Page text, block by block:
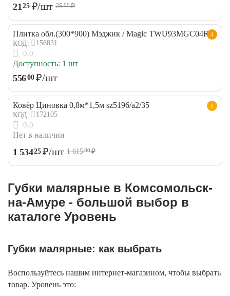
2125 ₽/шт 2500₽
4
Плитка обл.(300*900) Мэджик / Magic TWU93MGC04R
КОД: 156831
0.0
Доступность: 1 шт
55600 ₽/шт
5
Ковёр Циновка 0,8м*1,5м sz5196/a2/35
КОД: 172105
0.0
Нет в наличии
1 53425 ₽/шт 1 61500₽
Губки малярные в Комсомольск-
на-Амуре - большой выбор в
каталоге Уровень
Губки малярные: как выбрать
Воспользуйтесь нашим интернет-магазином, чтобы выбрать
товар. Уровень это: